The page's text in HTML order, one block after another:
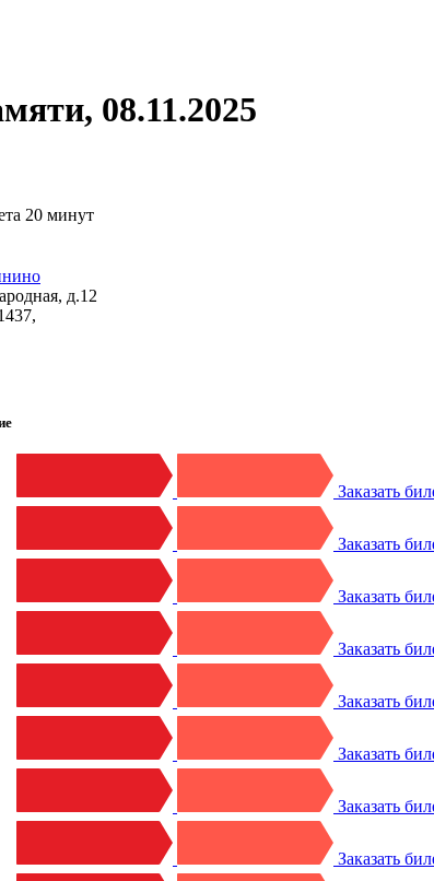
08.11.2025
20 минут
д.12
Заказать
Заказать
Заказать
Заказать
Заказать
Заказать
Заказать
Заказать